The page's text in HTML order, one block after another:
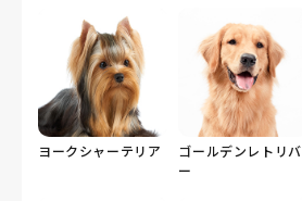
ヨークシャーテリア
ゴールデンレトリバ
ー